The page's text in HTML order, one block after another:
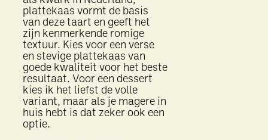
plattekaas vormt de basis
van deze taart en geeft het
zijn kenmerkende romige
textuur. Kies voor een verse
en stevige plattekaas van
goede kwaliteit voor het beste
resultaat. Voor een dessert
kies ik het liefst de volle
variant, maar als je magere in
huis hebt is dat zeker ook een
optie.